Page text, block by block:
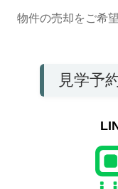
物件の売却をご希
見学予